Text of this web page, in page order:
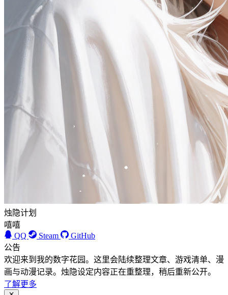
烛隐计划
嘻嘻
QQ
Steam
GitHub
公告
欢迎来到我的数字花园。这里会陆续整理文章、游戏清单、漫
画与动漫记录。烛隐设定内容正在重整理，稍后重新公开。
了解更多